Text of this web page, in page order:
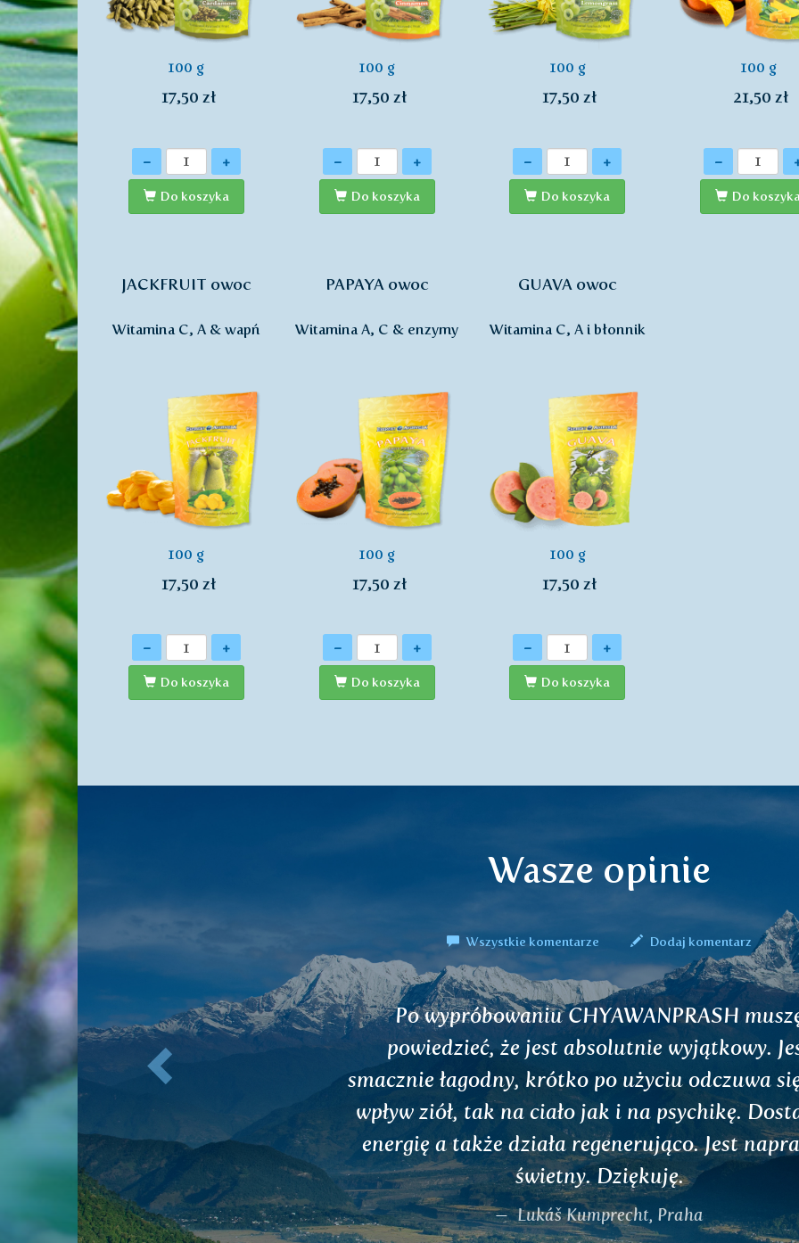
100 g
17,50 zł
- +
Do koszyka
100 g
17,50 zł
- +
Do koszyka
100 g
17,50 zł
- +
Do koszyka
100 g
21,50 zł
-
Do
JACKFRUIT owoc
Witamina C, A & wapń
100 g
17,50 zł
Ilość
- +
Do koszyka
PAPAYA owoc
Witamina A, C & enzymy
100 g
17,50 zł
Ilość
- +
Do koszyka
GUAVA owoc
Witamina C, A i błonnik
100 g
17,50 zł
Ilość
- +
Do koszyka
Wasze opinie
Wszystkie komentarze Dodaj komentarz
Cześć, spróbowałem herbatę
naprawdę pomaga, dziękuję.
Jeřábková M.
Poprzednie